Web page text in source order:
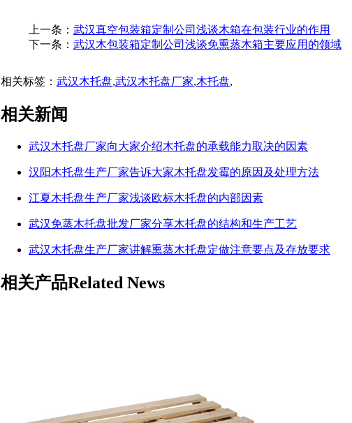
上一条： 武汉真空包装箱定制公司浅谈木箱在包装行业的作用
下一条： 武汉木包装箱定制公司浅谈免熏蒸木箱主要应用的领域
相关标签： 武汉木托盘,武汉木托盘厂家,木托盘,
相关新闻
武汉木托盘厂家向大家介绍木托盘的承载能力取决的因素
汉阳木托盘生产厂家告诉大家木托盘发霉的原因及处理方法
江夏木托盘生产厂家浅谈欧标木托盘的内部因素
武汉免蒸木托盘批发厂家分享木托盘的结构和生产工艺
武汉木托盘生产厂家讲解熏蒸木托盘定做注意要点及存放要求
相关产品Related News